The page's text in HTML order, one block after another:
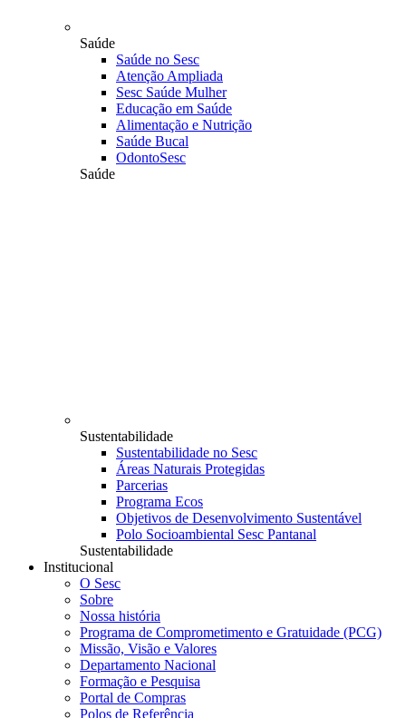
Saúde
Saúde no Sesc
Atenção Ampliada
Sesc Saúde Mulher
Educação em Saúde
Alimentação e Nutrição
Saúde Bucal
OdontoSesc
Saúde
Sustentabilidade
Sustentabilidade no Sesc
Áreas Naturais Protegidas
Parcerias
Programa Ecos
Objetivos de Desenvolvimento Sustentável
Polo Socioambiental Sesc Pantanal
Sustentabilidade
Institucional
O Sesc
Sobre
Nossa história
Programa de Comprometimento e Gratuidade (PCG)
Missão, Visão e Valores
Departamento Nacional
Formação e Pesquisa
Portal de Compras
Polos de Referência